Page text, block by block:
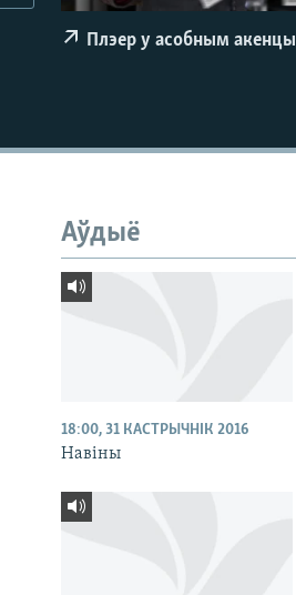
Плэер у асобным акенцы
Аўдыё
18:00, 31 КАСТРЫЧНІК 2016
Навіны